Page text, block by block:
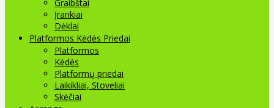
Graibštai
Įrankiai
Dėklai
Platformos Kėdės Priedai
Platformos
Kėdės
Platformų priedai
Laikikliai, Stoveliai
Skėčiai